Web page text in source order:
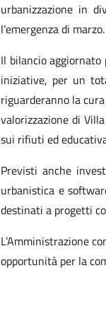
urbanizzazione in
l’emergenza di marzo.
Il bilancio
iniziative, per un
riguarderanno la
valorizzazione di
sui rifiuti ed
Previsti anche
urbanistica e
destinati a progetti
L’Amministrazione
opportunità per la